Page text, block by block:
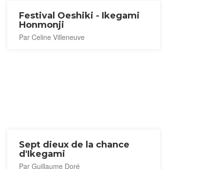
Festival Oeshiki - Ikegami
Honmonji
Par Celine Villeneuve
Sept dieux de la chance
d'Ikegami
Par Guillaume Doré